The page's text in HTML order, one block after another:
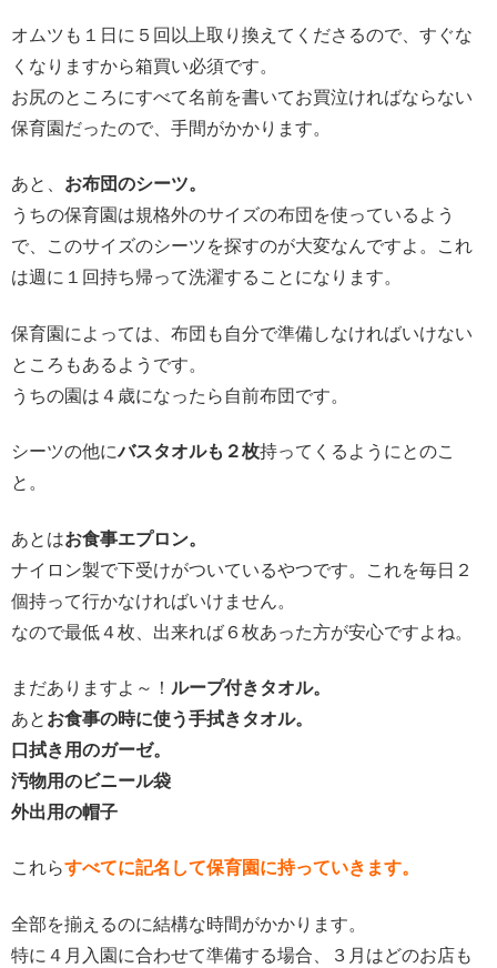
オムツも１日に５回以上取り換えてくださるので、すぐな
くなりますから箱買い必須です。
お尻のところにすべて名前を書いてお買泣ければならない
保育園だったので、手間がかかります。
あと、 お布団のシーツ。
うちの保育園は規格外のサイズの布団を使っているよう
で、このサイズのシーツを探すのが大変なんですよ。これ
は週に１回持ち帰って洗濯することになります。
保育園によっては、布団も自分で準備しなければいけない
ところもあるようです。
うちの園は４歳になったら自前布団です。
シーツの他にバスタオルも２枚持ってくるようにとのこ
と。
あとはお食事エプロン。
ナイロン製で下受けがついているやつです。これを毎日２
個持って行かなければいけません。
なので最低４枚、出来れば６枚あった方が安心ですよね。
まだありますよ～！ ループ付きタオル。
あと お食事の時に使う手拭きタオル。
口拭き用のガーゼ。
汚物用のビニール袋
外出用の帽子
これらすべてに記名して保育園に持っていきます。
全部を揃えるのに結構な時間がかかります。
特に４月入園に合わせて準備する場合、３月はどのお店も